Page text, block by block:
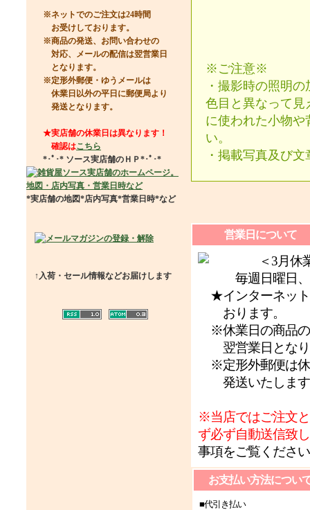
※ネットでのご注文は24時間
お受けしております。
※商品の発送、お問い合わせの
対応、メールの配信は翌営業日
となります。
※定形外郵便・ゆうメールは
休業日以外の平日に郵便局より
発送となります。
★実店舗の休業日は異なります！
確認はこちら
*･ﾟ･* ソース実店舗のＨＰ*･ﾟ･*
*実店舗の地図*店内写真*営業日時*など
↑入荷・セール情報などお届けします
※ご注意※
・撮影時の照明
色目と異なって見
に使われた小物
い。
・掲載写真及び
営業日について
＜3月休業
毎週日曜日、
★インターネット
おります。
※休業日の商品の
翌営業日となり
※定形外郵便は休
発送いたしま
※当店ではご注文
ず必ず自動送信致
事項をご覧くださ
お支払い方法につい
■代引き払い